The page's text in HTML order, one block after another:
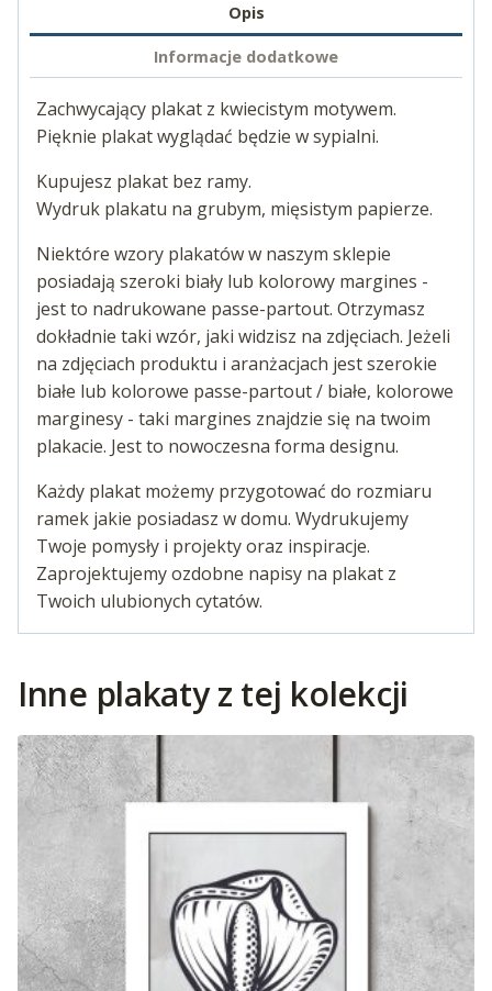
Opis
Informacje dodatkowe
Zachwycający plakat z kwiecistym motywem.
Pięknie plakat wyglądać będzie w sypialni.
Kupujesz plakat bez ramy.
Wydruk plakatu na grubym, mięsistym papierze.
Niektóre wzory plakatów w naszym sklepie
posiadają szeroki biały lub kolorowy margines -
jest to nadrukowane passe-partout. Otrzymasz
dokładnie taki wzór, jaki widzisz na zdjęciach. Jeżeli
na zdjęciach produktu i aranżacjach jest szerokie
białe lub kolorowe passe-partout / białe, kolorowe
marginesy - taki margines znajdzie się na twoim
plakacie. Jest to nowoczesna forma designu.
Każdy plakat możemy przygotować do rozmiaru
ramek jakie posiadasz w domu. Wydrukujemy
Twoje pomysły i projekty oraz inspiracje.
Zaprojektujemy ozdobne napisy na plakat z
Twoich ulubionych cytatów.
Inne plakaty z tej kolekcji